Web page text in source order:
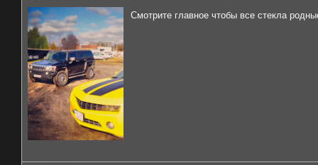
Смотрите главное чтобы все стекла